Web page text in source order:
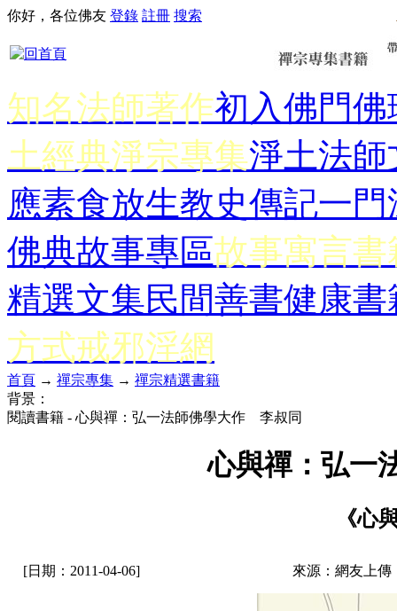
你好，各位佛友 登錄 註冊 搜索
知名法師著作初入佛門佛
土經典淨宗專集淨土法師
應素食放生教史傳記一門
佛典故事專區故事寓言書
精選文集民間善書健康書
方式戒邪淫網
首頁 → 禪宗專集 → 禪宗精選書籍
背景：
閱讀書籍 - 心與禪：弘一法師佛學大作 李叔同
心與禪：弘一
《心
[日期：2011-04-06] 來源：網友上